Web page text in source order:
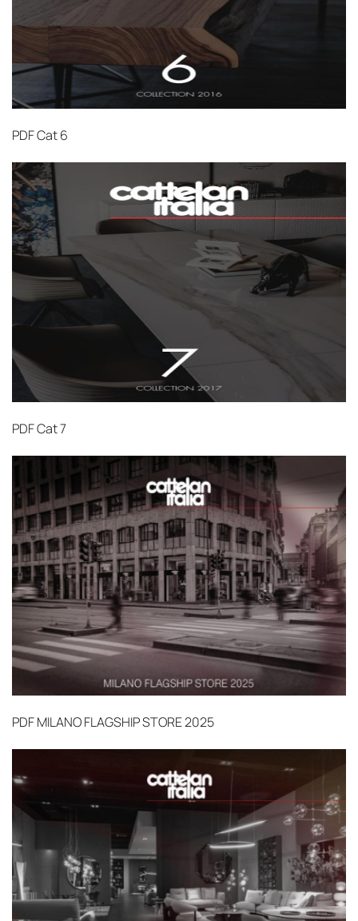
PDFCat 6
PDFCat 7
PDFMILANO FLAGSHIP STORE 2025